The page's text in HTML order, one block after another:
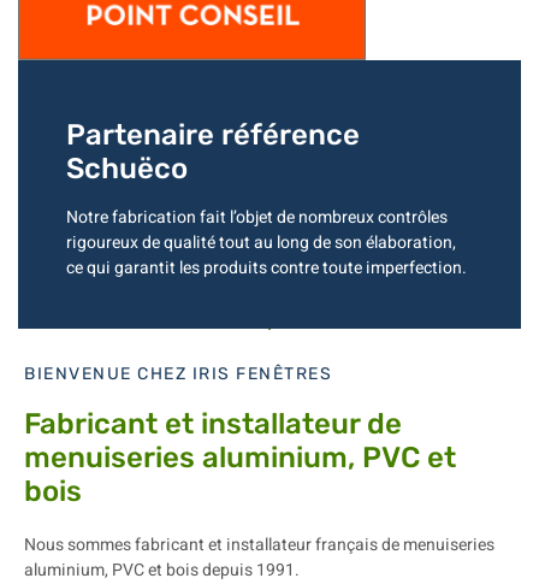
BIENVENUE CHEZ IRIS FENÊTRES
Fabricant et installateur de
menuiseries aluminium, PVC et
bois
Nous sommes fabricant et installateur français de menuiseries
aluminium, PVC et bois depuis 1991.
Partenaire référence
Schuëco
Notre fabrication fait l’objet de nombreux contrôles
rigoureux de qualité tout au long de son élaboration,
ce qui garantit les produits contre toute imperfection.